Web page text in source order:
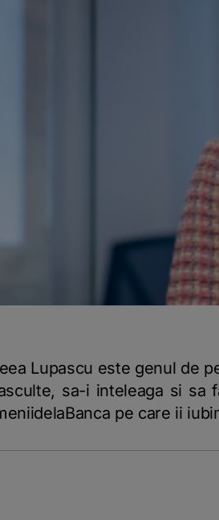
Lupascu este genul de
sa-i inteleaga si sa
pe care ii